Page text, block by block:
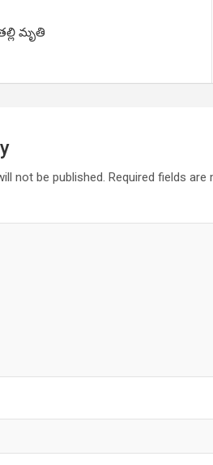
మృతి
not be published. Required fields are